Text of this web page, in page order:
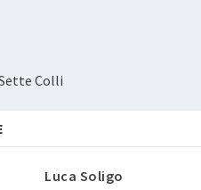
Colli
Luca Soligo